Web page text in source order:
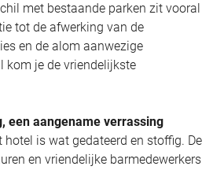
met bestaande parken zit vooral
tot de afwerking van de
en de alom aanwezige
kom je de vriendelijkste
een aangename verrassing
hotel is wat gedateerd en stoffig. De
en vriendelijke barmedewerkers